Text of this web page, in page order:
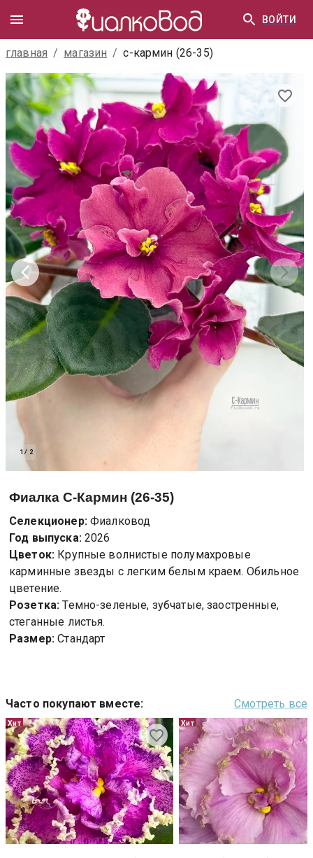
ВОЙТИ
главная / магазин / с-кармин (26-35)
1 / 2
Фиалка С-Кармин (26-35)
Селекционер: Фиалковод
Год выпуска: 2026
Цветок: Крупные волнистые полумахровые
карминные звезды с легким белым краем. Обильное
цветение.
Розетка: Темно-зеленые, зубчатые, заостренные,
стеганные листья.
Размер: Стандарт
Часто покупают вместе: Смотреть все
Хит Хит